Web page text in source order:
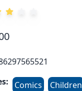
Comics
Children